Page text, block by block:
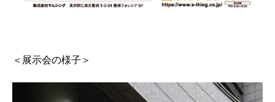
＜展示会の様子＞